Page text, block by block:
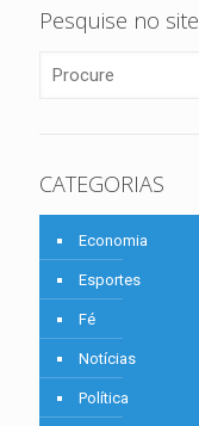
Pesquise no site
CATEGORIAS
Economia
Esportes
Fé
Notícias
Política